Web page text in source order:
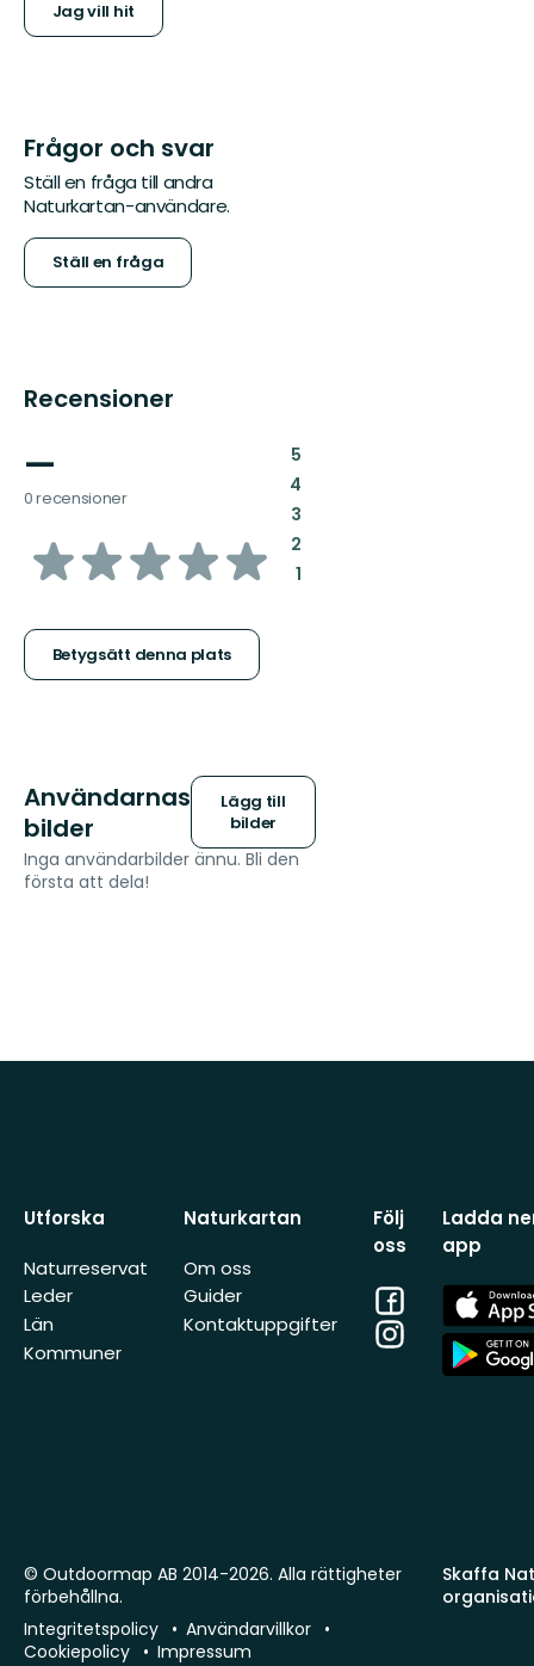
Jag vill hit
Frågor och svar
Ställ en fråga till andra
Naturkartan-användare.
Ställ en fråga
Recensioner
—
0 recensioner
av
stjärnor
Betygsätt denna plats
5:
4:
3:
2:
1:
Användarnas
bilder
Lägg till
bilder
Inga användarbilder ännu. Bli den
första att dela!
Utforska
Naturreservat
Leder
Län
Kommuner
Naturkartan
Om oss
Guider
Kontaktuppgifter
Följ
oss
Facebook
Instagram
Ladda
app
App
Store
App
Store
Skaffa
© Outdoormap AB 2014-2026. Alla rättigheter
förbehållna.
Integritetspolicy
Användarvillkor
Cookiepolicy
Impressum